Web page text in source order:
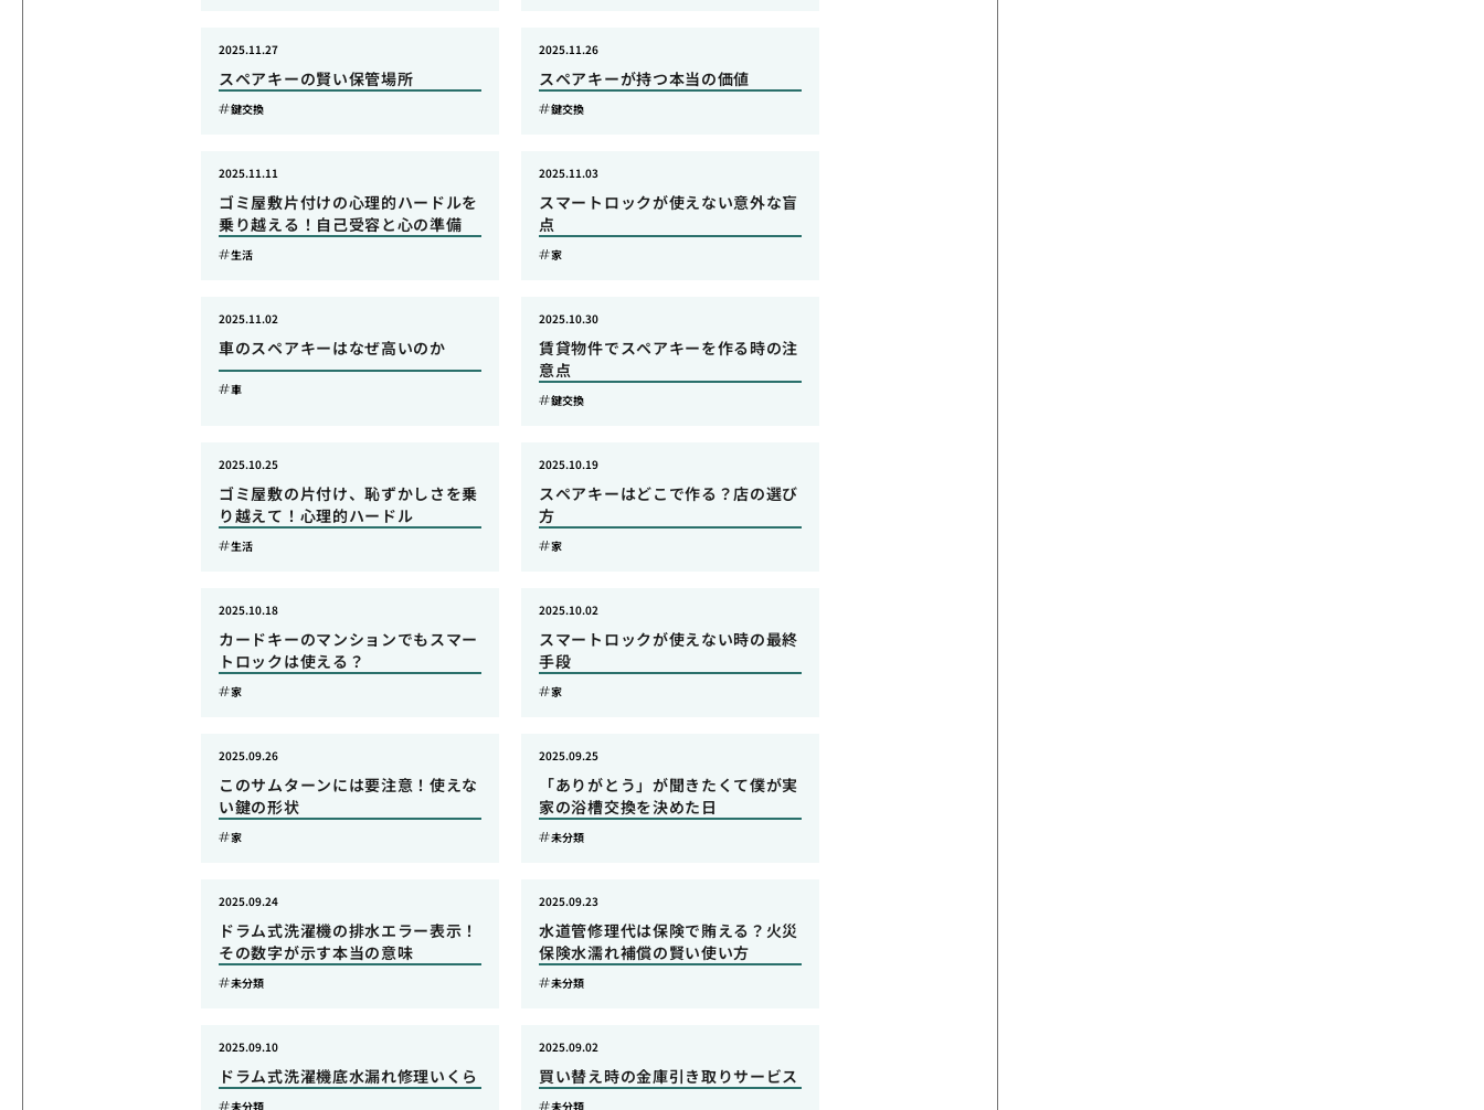
スペアキーの賢い保管場所
2025.11.27
鍵交換
スペアキーが持つ本当の価値
2025.11.26
鍵交換
ゴミ屋敷片付けの心理的ハードルを
乗り越える！自己受容と心の準備
2025.11.11
生活
スマートロックが使えない意外な盲
点
2025.11.03
家
車のスペアキーはなぜ高いのか
2025.11.02
車
賃貸物件でスペアキーを作る時の注
意点
2025.10.30
鍵交換
ゴミ屋敷の片付け、恥ずかしさを乗
り越えて！心理的ハードル
2025.10.25
生活
スペアキーはどこで作る？店の選び
方
2025.10.19
家
カードキーのマンションでもスマー
トロックは使える？
2025.10.18
家
スマートロックが使えない時の最終
手段
2025.10.02
家
このサムターンには要注意！使えな
い鍵の形状
2025.09.26
家
「ありがとう」が聞きたくて僕が実
家の浴槽交換を決めた日
2025.09.25
未分類
ドラム式洗濯機の排水エラー表示！
その数字が示す本当の意味
2025.09.24
未分類
水道管修理代は保険で賄える？火災
保険水濡れ補償の賢い使い方
2025.09.23
未分類
ドラム式洗濯機底水漏れ修理いくら
2025.09.10
未分類
買い替え時の金庫引き取りサービス
2025.09.02
未分類